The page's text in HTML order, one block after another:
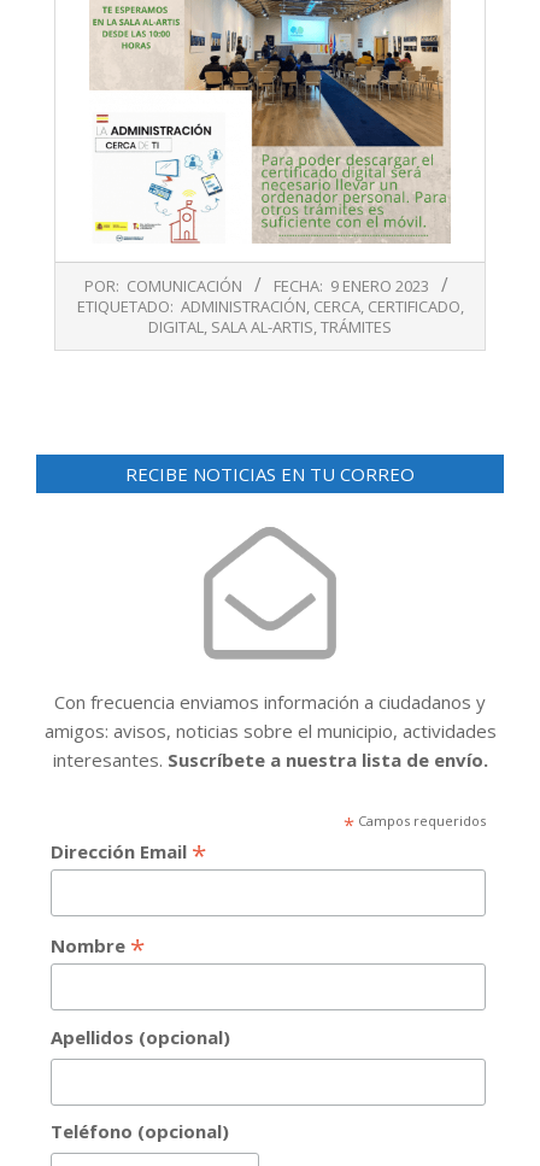
01-
POR: COMUNICACIÓN FECHA: 9 ENERO 2023
ETIQUETADO: ADMINISTRACIÓN, CERCA, CERTIFICADO,
DIGITAL, SALA AL-ARTIS,TRÁMITES
RECIBE NOTICIAS EN TU CORREO
Con frecuencia enviamos información a ciudadanos y
amigos: avisos, noticias sobre el municipio, actividades
interesantes. Suscríbete a nuestra lista de envío.
*Campos requeridos
Dirección Email *
Nombre *
Apellidos (opcional)
Teléfono (opcional)